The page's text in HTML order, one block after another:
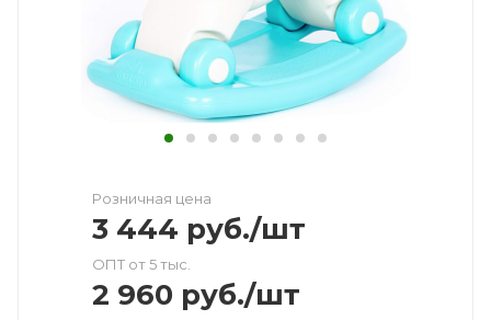
Розничная цена
3 444 руб./шт
ОПТ от 5 тыс.
2 960 руб./шт